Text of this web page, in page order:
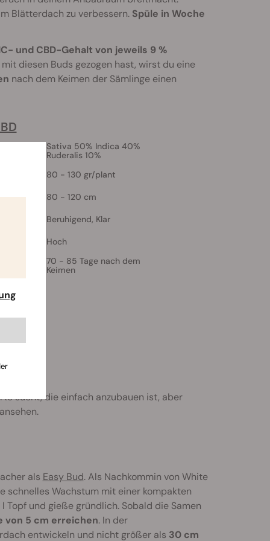
Blätterdach zu verbessern. Spüle in Woche
und CBD-Gehalt von jeweils 9 %
diesen Buds gezogen hast, wirst du eine
nach dem Keimen der Sämlinge einen
Sativa 50% Indica 40%
Ruderalis 10%
80 - 130 gr/plant
80 - 120 cm
Beruhigend, Klar
Hoch
70 - 85 Tage nach dem
Keimen
sucht, die einfach anzubauen ist, aber
als Easy Bud. Als Nachkommin von White
schnelles Wachstum mit einer kompakten
Topf und gieße gründlich. Sobald die Samen
von 5 cm erreichen. In der
entwickeln und nicht größer als 30 cm